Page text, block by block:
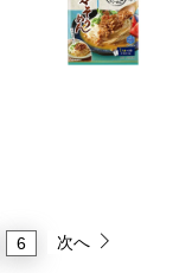
6 次へ